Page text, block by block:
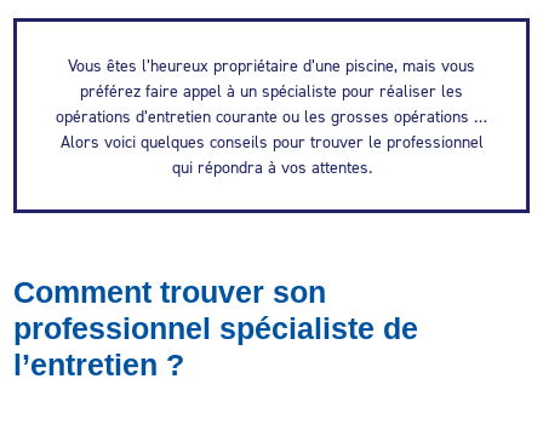
Vous êtes l’heureux propriétaire d’une piscine, mais vous
préférez faire appel à un spécialiste pour réaliser les
opérations d’entretien courante ou les grosses opérations …
Alors voici quelques conseils pour trouver le professionnel
qui répondra à vos attentes.
Comment trouver son
professionnel spécialiste de
l’entretien ?